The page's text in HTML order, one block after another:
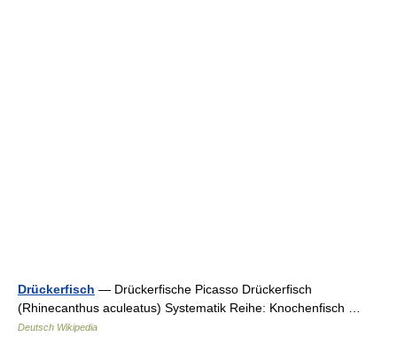
Drückerfisch — Drückerfische Picasso Drückerfisch
(Rhinecanthus aculeatus) Systematik Reihe: Knochenfisch …
Deutsch Wikipedia